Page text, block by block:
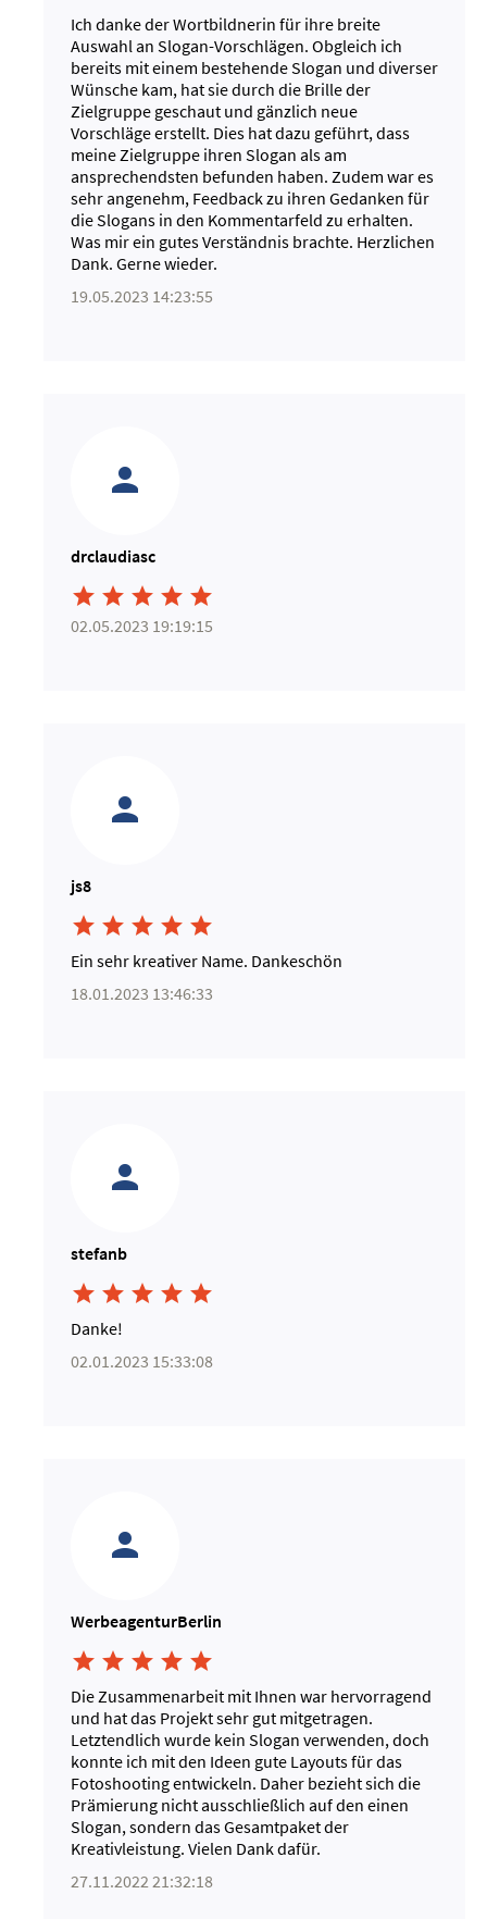
Ich danke der Wortbildnerin für ihre breite
Auswahl an Slogan-Vorschlägen. Obgleich ich
bereits mit einem bestehende Slogan und diverser
Wünsche kam, hat sie durch die Brille der
Zielgruppe geschaut und gänzlich neue
Vorschläge erstellt. Dies hat dazu geführt, dass
meine Zielgruppe ihren Slogan als am
ansprechendsten befunden haben. Zudem war es
sehr angenehm, Feedback zu ihren Gedanken für
die Slogans in den Kommentarfeld zu erhalten.
Was mir ein gutes Verständnis brachte. Herzlichen
Dank. Gerne wieder.
19.05.2023 14:23:55
drclaudiasc
    
02.05.2023 19:19:15
js8
    
Ein sehr kreativer Name. Dankeschön
18.01.2023 13:46:33
stefanb
    
Danke!
02.01.2023 15:33:08
WerbeagenturBerlin
    
Die Zusammenarbeit mit Ihnen war hervorragend
und hat das Projekt sehr gut mitgetragen.
Letztendlich wurde kein Slogan verwenden, doch
konnte ich mit den Ideen gute Layouts für das
Fotoshooting entwickeln. Daher bezieht sich die
Prämierung nicht ausschließlich auf den einen
Slogan, sondern das Gesamtpaket der
Kreativleistung. Vielen Dank dafür.
27.11.2022 21:32:18